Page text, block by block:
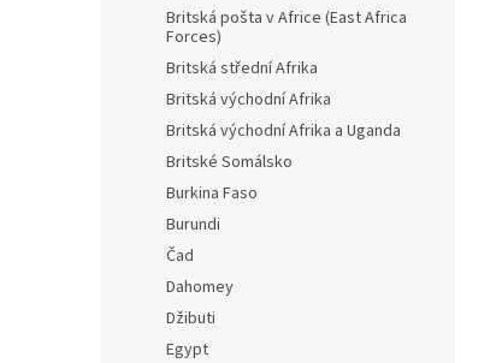
Britská pošta v Africe (East Africa
Forces)
Britská střední Afrika
Britská východní Afrika
Britská východní Afrika a Uganda
Britské Somálsko
Burkina Faso
Burundi
Čad
Dahomey
Džibuti
Egypt